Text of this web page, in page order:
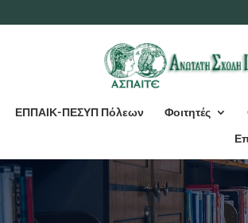
ΕΠΠΑΙΚ-ΠΕΣΥΠ Πόλεων Φοιτητές